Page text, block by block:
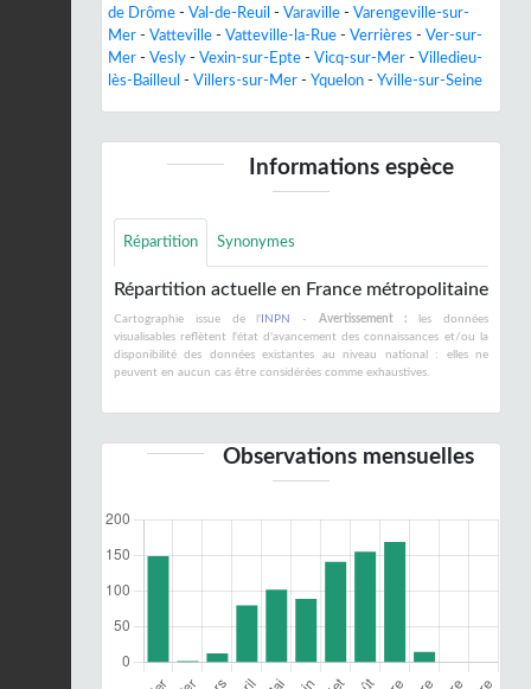
de Drôme - Val-de-Reuil - Varaville - Varengeville-sur-
Mer - Vatteville - Vatteville-la-Rue - Verrières - Ver-sur-
Mer - Vesly - Vexin-sur-Epte - Vicq-sur-Mer - Villedieu-
lès-Bailleul - Villers-sur-Mer - Yquelon - Yville-sur-Seine
Informations espèce
Répartition Synonymes
Répartition actuelle en France métropolitaine
Cartographie issue de l' INPN - Avertissement : les données
visualisables reflètent l'état d'avancement des connaissances et/ou la
disponibilité des données existantes au niveau national : elles ne
peuvent en aucun cas être considérées comme exhaustives.
Observations mensuelles